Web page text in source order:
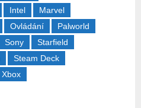
Intel
Marvel
Ovládání
Palworld
Sony
Starfield
Steam Deck
Xbox